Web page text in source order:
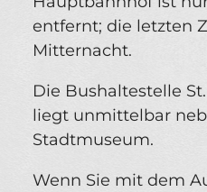
entfernt; die letzten
Mitternacht.
Die Bushaltestelle
liegt unmittelbar
Stadtmuseum.
Wenn Sie mit dem